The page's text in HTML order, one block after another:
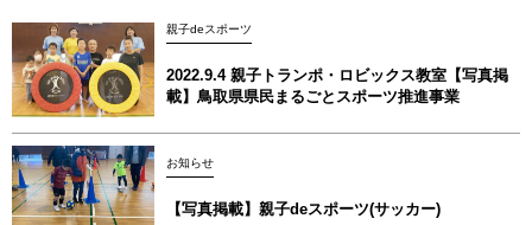
親子deスポーツ
2022.9.4 親子トランポ・ロビックス教室【写真掲
載】鳥取県県民まるごとスポーツ推進事業
お知らせ
【写真掲載】親子deスポーツ(サッカー)